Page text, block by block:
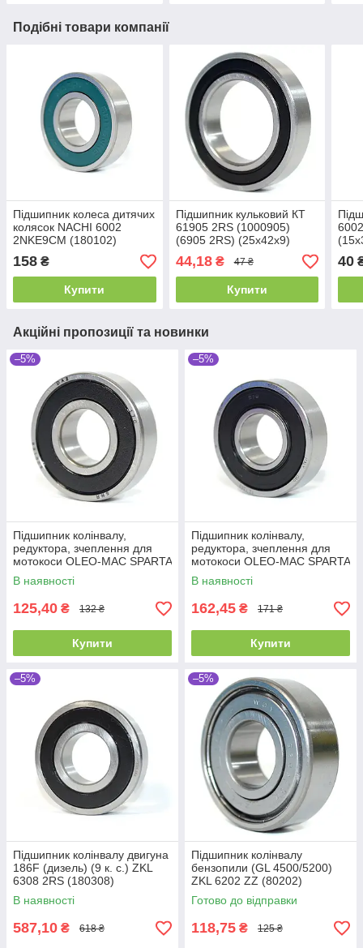
Подібні товари компанії
Підшипник колеса дитячих
колясок NACHI 6002
2NKE9CM (180102)
(15x32x9)
158 ₴
Купити
Підшипник кульковий КТ
61905 2RS (1000905)
(6905 2RS) (25x42x9)
44,18₴ 47 ₴
Купити
40
Акційні пропозиції та новинки
–5%
Підшипник колінвалу,
редуктора, зчеплення для
мотокоси OLEO-MAC SPARTA
25 SPARTA 37, SPARTA 38,
SPARTA 40,
В наявності
125,40 ₴ 132 ₴
Купити
–5%
Підшипник колінвалу,
редуктора, зчеплення для
мотокоси OLEO-MAC SPARTA
25 SPARTA 37, SPARTA 38,
SPARTA 40,
В наявності
162,45 ₴ 171 ₴
Купити
–5%
Підшипник колінвалу двигуна
186F (дизель) (9 к. с.) ZKL
6308 2RS (180308)
(40x90x23)
В наявності
587,10 ₴ 618 ₴
–5%
Підшипник колінвалу
бензопили (GL 4500/5200)
ZKL 6202 ZZ (80202)
Промислова упаковка
(15x35x11)
Готово до відправки
118,75 ₴ 125 ₴